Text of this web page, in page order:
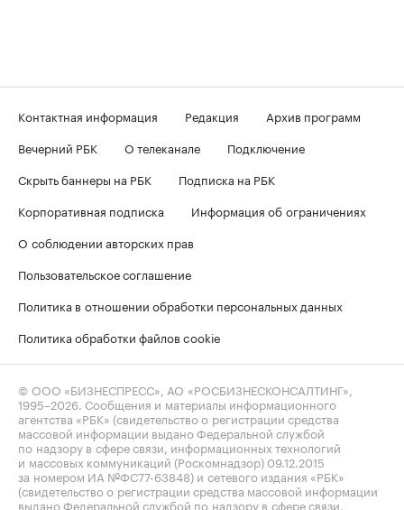
Контактная информация Редакция
Архив программ
Вечерний РБК
О телеканале
Подключение
Скрыть баннеры на РБК
Подписка на РБК
Корпоративная подписка
Информация об ограничениях
О соблюдении авторских прав
Пользовательское соглашение
Политика в отношении обработки персональных данных
Политика обработки файлов cookie
© ООО «БИЗНЕСПРЕСС», АО «РОСБИЗНЕСКОНСАЛТИНГ»,
1995–2026 . Сообщения и материалы информационного
агентства «РБК» (свидетельство о регистрации средства
массовой информации выдано Федеральной службой
по надзору в сфере связи, информационных технологий
и массовых коммуникаций (Роскомнадзор) 09.12.2015
за номером ИА №ФС77-63848) и сетевого издания «РБК»
(свидетельство о регистрации средства массовой информации
выдано Федеральной службой по надзору в сфере связи,